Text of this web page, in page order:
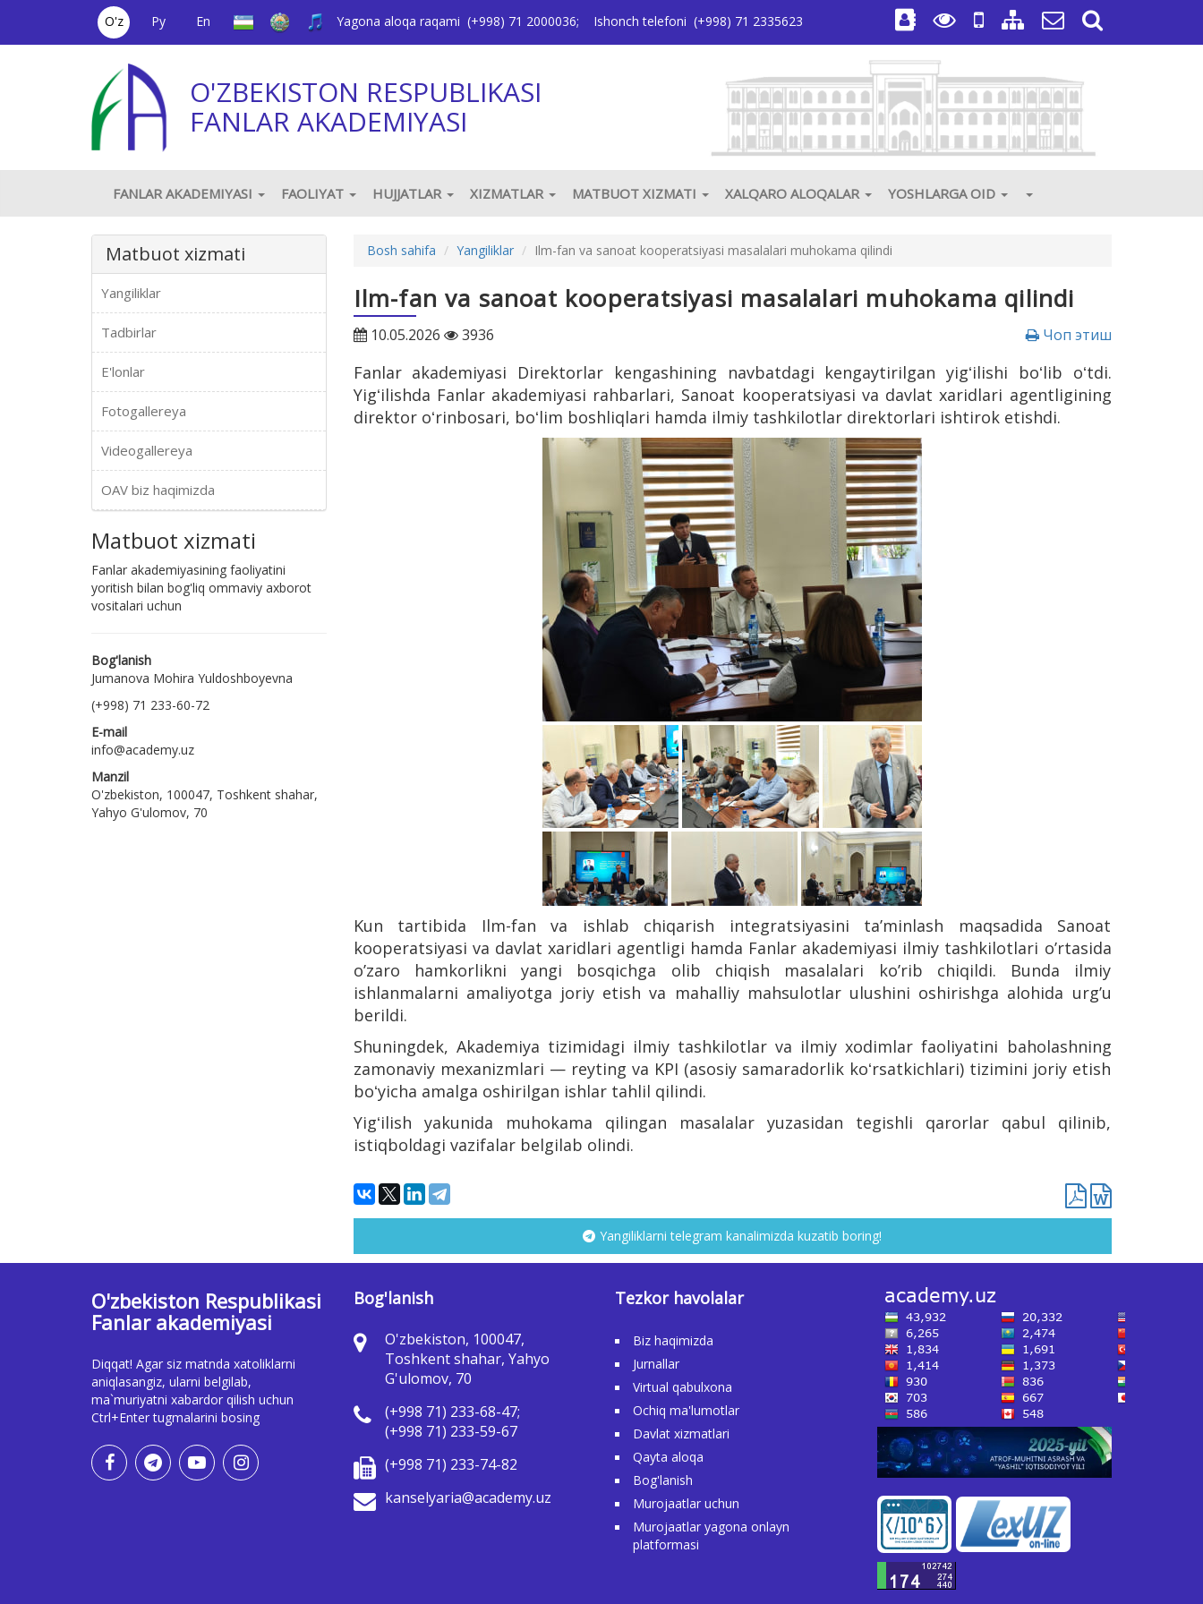
O'z Ру En Yagona aloqa raqami (+998) 71 2000036; Ishonch telefoni (+998) 71 2335623
O'ZBEKISTON RESPUBLIKASI
FANLAR AKADEMIYASI
FANLAR AKADEMIYASI FAOLIYAT HUJJATLAR XIZMATLAR MATBUOT XIZMATI XALQARO ALOQALAR YOSHLARGA OID
Matbuot xizmati
Yangiliklar
Tadbirlar
E'lonlar
Fotogallereya
Videogallereya
OAV biz haqimizda
Matbuot xizmati
Fanlar akademiyasining faoliyatini
yoritish bilan bog'liq ommaviy axborot
vositalari uchun
Bog'lanish
Jumanova Mohira Yuldoshboyevna
(+998) 71 233-60-72
E-mail
info@academy.uz
Manzil
O'zbekiston, 100047, Toshkent shahar,
Yahyo G'ulomov, 70
Bosh sahifa Yangiliklar Ilm-fan va sanoat kooperatsiyasi masalalari muhokama qilindi
Ilm-fan va sanoat kooperatsiyasi masalalari muhokama qilindi
10.05.2026 3936 Чоп этиш
Fanlar akademiyasi Direktorlar kengashining navbatdagi kengaytirilgan yigʻilishi boʻlib oʻtdi.
Yigʻilishda Fanlar akademiyasi rahbarlari, Sanoat kooperatsiyasi va davlat xaridlari agentligining
direktor oʻrinbosari, boʻlim boshliqlari hamda ilmiy tashkilotlar direktorlari ishtirok etishdi.
Kun tartibida Ilm-fan va ishlab chiqarish integratsiyasini taʼminlash maqsadida Sanoat
kooperatsiyasi va davlat xaridlari agentligi hamda Fanlar akademiyasi ilmiy tashkilotlari oʼrtasida
oʼzaro hamkorlikni yangi bosqichga olib chiqish masalalari koʼrib chiqildi. Bunda ilmiy
ishlanmalarni amaliyotga joriy etish va mahalliy mahsulotlar ulushini oshirishga alohida urgʼu
berildi.
Shuningdek, Аkademiya tizimidagi ilmiy tashkilotlar va ilmiy xodimlar faoliyatini baholashning
zamonaviy mexanizmlari — reyting va KPI (asosiy samaradorlik koʻrsatkichlari) tizimini joriy etish
boʻyicha amalga oshirilgan ishlar tahlil qilindi.
Yigʻilish yakunida muhokama qilingan masalalar yuzasidan tegishli qarorlar qabul qilinib,
istiqboldagi vazifalar belgilab olindi.
Yangiliklarni telegram kanalimizda kuzatib boring!
O'zbekiston Respublikasi
Fanlar akademiyasi
Diqqat! Agar siz matnda xatoliklarni
aniqlasangiz, ularni belgilab,
ma`muriyatni xabardor qilish uchun
Ctrl+Enter tugmalarini bosing
Bog'lanish
O'zbekiston, 100047,
Toshkent shahar, Yahyo
G'ulomov, 70
(+998 71) 233-68-47;
(+998 71) 233-59-67
(+998 71) 233-74-82
kanselyaria@academy.uz
Tezkor havolalar
Biz haqimizda
Jurnallar
Virtual qabulxona
Ochiq ma'lumotlar
Davlat xizmatlari
Qayta aloqa
Bog'lanish
Murojaatlar uchun
Murojaatlar yagona onlayn
platformasi